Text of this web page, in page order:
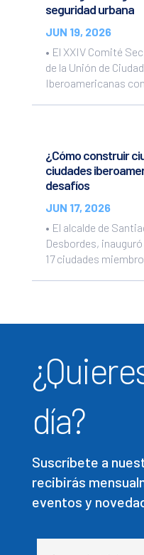
seguridad urbana
JUN 19, 2026
• El XXIV Comité
de la Unión de
Iberoamericanas
¿Cómo construir
ciudades
desafíos
JUN 17, 2026
• El alcalde de
Desbordes,
17 ciudades
día?
Suscríbete a
recibirás
eventos y